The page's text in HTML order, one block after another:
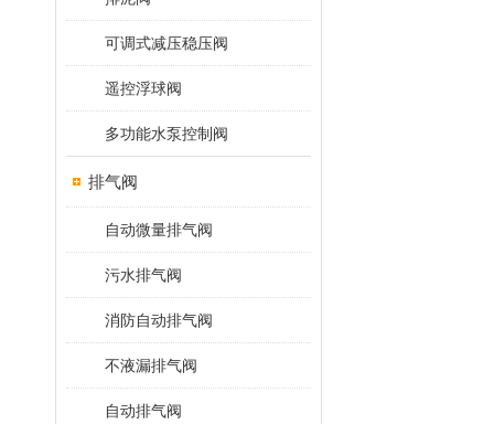
可调式减压稳压阀
遥控浮球阀
多功能水泵控制阀
排气阀
自动微量排气阀
污水排气阀
消防自动排气阀
不液漏排气阀
自动排气阀